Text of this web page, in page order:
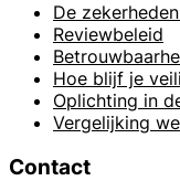
De
Reviewbeleid
Hoe blijf je
Oplichting in
Vergelijking
Contact